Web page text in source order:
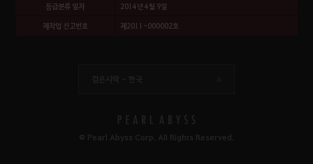
등급분류 일자 2014년 4월 9일
제작업 신고번호 제2011-000002호
검은사막 - 한국
© Pearl Abyss Corp. All Rights Reserved.